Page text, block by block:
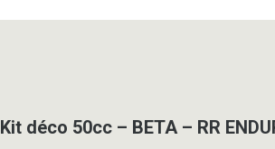
Kit déco 50cc – BETA – RR